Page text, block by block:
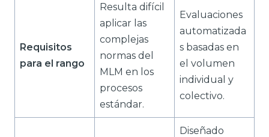
Requisitos
para el rango
Resulta difícil
aplicar las
complejas
normas del
MLM en los
procesos
estándar.
Evaluaciones
automatizada
s basadas en
el volumen
individual y
colectivo.
Diseñado